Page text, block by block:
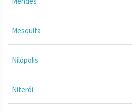
Mesquita
Nilópolis
Niterói